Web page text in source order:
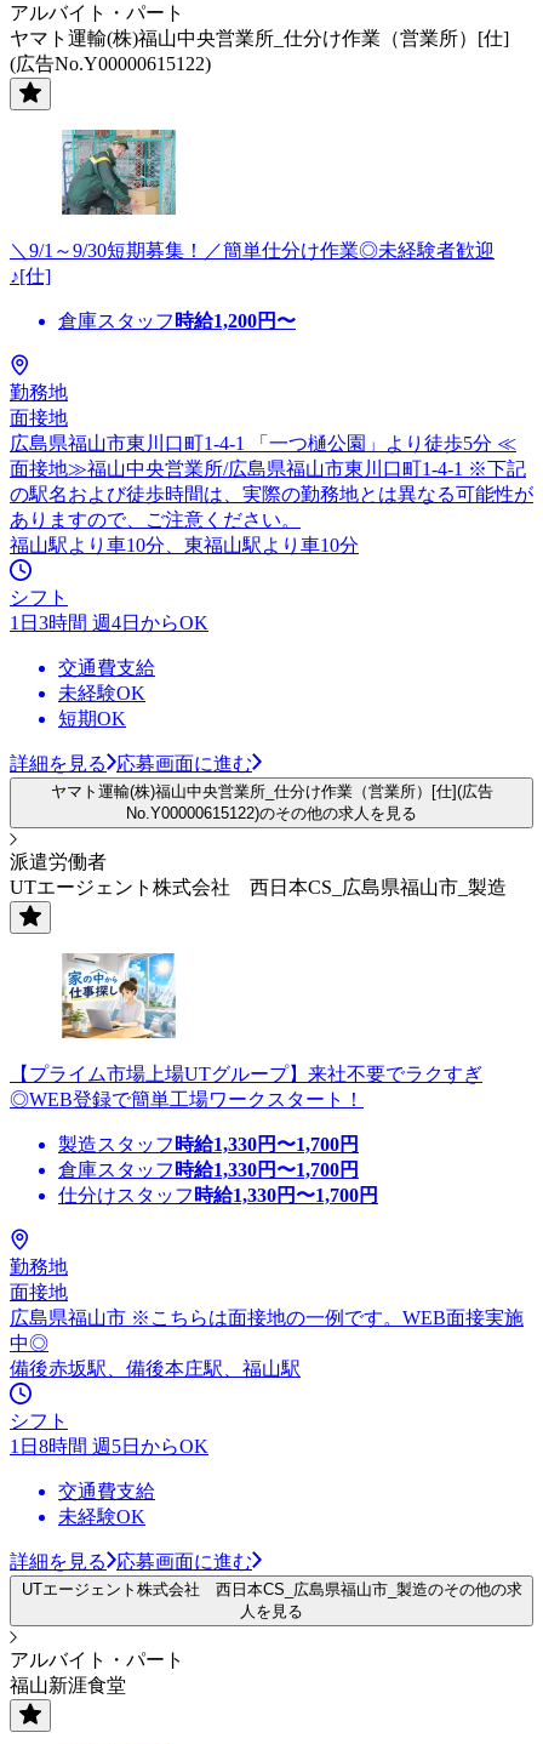
アルバイト・パート
ヤマト運輸(株)福山中央営業所_仕分け作業（営業所）[仕]
(広告No.Y00000615122)
＼9/1～9/30短期募集！／簡単仕分け作業◎未経験者歓迎
♪[仕]
倉庫スタッフ 時給1,200円〜
勤務地
面接地
広島県福山市東川口町1-4-1 「一つ樋公園」より徒歩5分 ≪
面接地≫福山中央営業所/広島県福山市東川口町1-4-1 ※下記
の駅名および徒歩時間は、実際の勤務地とは異なる可能性が
ありますので、ご注意ください。
福山駅より車10分、東福山駅より車10分
シフト
1日3時間 週4日からOK
交通費支給
未経験OK
短期OK
詳細を見る 応募画面に進む
ヤマト運輸(株)福山中央営業所_仕分け作業（営業所）[仕](広告
No.Y00000615122)のその他の求人を見る
派遣労働者
UTエージェント株式会社 西日本CS_広島県福山市_製造
【プライム市場上場UTグループ】来社不要でラクすぎ
◎WEB登録で簡単工場ワークスタート！
製造スタッフ 時給1,330円〜1,700円
倉庫スタッフ 時給1,330円〜1,700円
仕分けスタッフ 時給1,330円〜1,700円
勤務地
面接地
広島県福山市 ※こちらは面接地の一例です。WEB面接実施
中◎
備後赤坂駅、備後本庄駅、福山駅
シフト
1日8時間 週5日からOK
交通費支給
未経験OK
詳細を見る 応募画面に進む
UTエージェント株式会社 西日本CS_広島県福山市_製造のその他の求
人を見る
アルバイト・パート
福山新涯食堂